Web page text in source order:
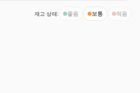
재고 상태: 좋음 보통 적음